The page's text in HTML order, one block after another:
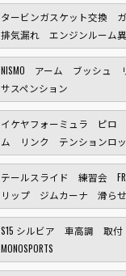
タービンガスケット交換
排気漏れ エンジンルーム
NISMO アーム ブッシュ
サスペンション
イケヤフォーミュラ ピ
ム リンク テンションロ
テールスライド 練習会
リップ ジムカーナ 滑ら
S15 シルビア 車高調 取
MONOSPORTS